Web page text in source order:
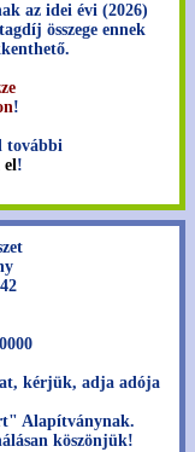
az idei évi (2026)
összege ennek
!
további
el!
kérjük, adja adója
Alapítványnak.
köszönjük!